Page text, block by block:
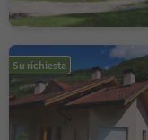
Su richiesta